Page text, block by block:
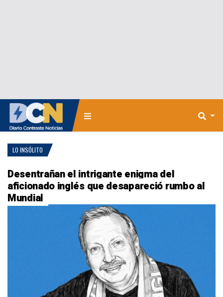
LO INSÓLITO
Desentrañan el intrigante enigma del
aficionado inglés que desapareció rumbo al
Mundial